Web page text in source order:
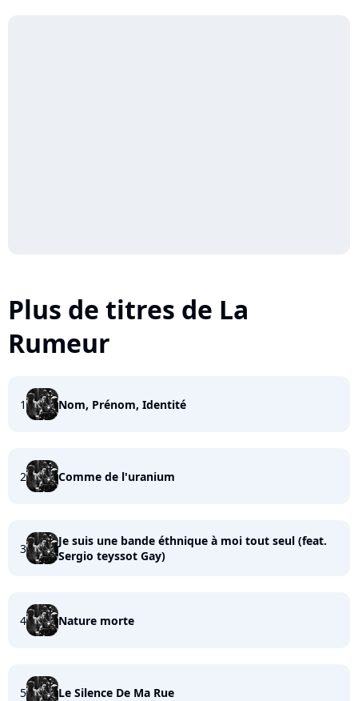
Plus de titres de La
Rumeur
1 Nom, Prénom, Identité
2 Comme de l'uranium
3
Je suis une bande éthnique à moi tout seul (feat.
Sergio teyssot Gay)
4 Nature morte
5 Le Silence De Ma Rue